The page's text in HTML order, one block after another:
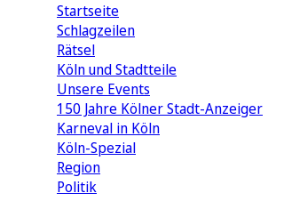
Startseite
Schlagzeilen
Rätsel
Köln und Stadtteile
Unsere Events
150 Jahre Kölner Stadt-Anzeiger
Karneval in Köln
Köln-Spezial
Region
Politik